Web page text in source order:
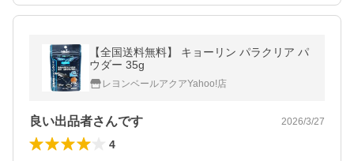
【全国送料無料】 キョーリン パラクリア パ
ウダー 35g
レヨンベールアクアYahoo!店
良い出品者さんです 2026/3/27
4